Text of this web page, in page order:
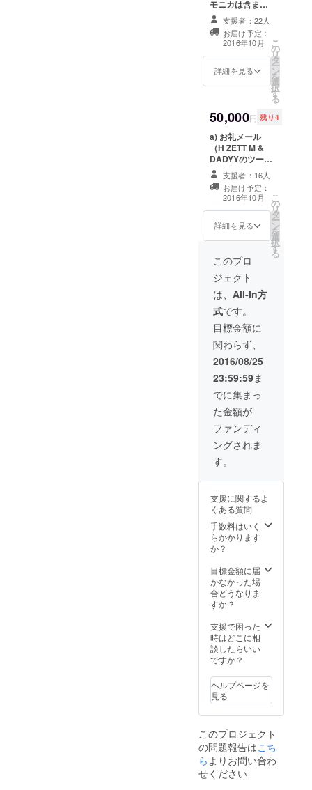
=-=-=-=-
=-=-=-
授業を
受ける
ならス
タンド
にス
て、外
けると
きはイ
ヤホン
を付け
て楽し
めま
す！ ス
は短い
パーツ
込むだ
けで簡
単に組
み立て
横・縦
向きの
どちら
でも使
えま
す。
ト(A5サ
50頁) d)
マン
ホール
キーホ
ルダー
(真鍮製)
Teeシャ
ツ f)
ケース
付きイ
ヤホン
g) モバ
イルス
タンド
h) 特製
鍵盤
ハーモ
ODION
ケース
付き -=-
=-=-=-=-
=-=-=-=-
=-=-=-=-
=-=- *お
礼メー
ル 〜 鍵
モニカ
までの
すべて
が含ま
れてい
るセッ
トで
といっ
しょに
弾きま
しょ
う！ 特
製鍵盤
（MEL
ODION
）。
&
GLORY
を見な
がら楽
いちゃ
しょ
う！ 鍵
ステッ
カーを
貼っ
て、マ
モニカは含まれ
ていません。 a)
お礼メール（H
ZETT M &
DADYYのツー
ショット写真
データ付き） b)
五線譜+落書き
ノート(A5サイ
ズ、50頁) d) マ
ンホールキーホ
ルダー e) オリジ
ナルTeeシャツ f)
ケース付きイヤ
ホン g) モバイル
スタンド i)
GLORY最終話に
①「H ZETT Mと
出演」 or ②「世
界で1枚だけの
書」 -=-=-=-=-=-
=-=-=-=-=-=-=-=-
=-=- ①「H ZETT
Mと一緒に番組
出演」につい
て： ・撮影予定
日：2016年11月
8日(火) ・撮影場
所：東京都港区
内のスタジオ ・
出演人数：1支援
につき「お子さ
ま1名 + 大人1
名」あるいは
「お子さま2名
(付き添い＆見学
で大人1名)」、
のいずれかとな
ります。 ②「世
界で1枚だけの
書」について：
・遠方にお住ま
いの方や撮影日
程の都合によっ
できない方の為
に、①の参加権
とは別のプレゼ
ントとしてご用
H ZETT Mが墨と
筆で渾身のメッ
セージを直筆の
「書」(B4サイ
入れて差し上げ
ます。1枚1枚手
書きの「世界で1
枚だけ書」のプ
レゼントとなり
ます。 ※支援期
間終了後、9月
10日（土）まで
にご登録頂いた
支援者：22人
お届け予定：
2016年10月
詳細を見る
こ
の
リ
タ
ー
ン
を
選
択
す
る
50,000円 残り4
a) お礼メール
（H ZETT M &
DADYYのツー
ショット写真
データ付き） b)
シートステッ
カー(A4サイ
ズ、1シート) c)
五線譜+落書き
ンホールキーホ
ルダー e) オリジ
ナルTeeシャツ f)
ケース付きイヤ
ホン g) モバイル
スタンド h) 特製
鍵盤ハーモニカ
（MELODION）
*専用ケース付き
i) BRICK &
①「H ZETT Mと
いっしょに番組
出演」 or ②「世
界で１枚だけの
書」-=-=-=-=-=-
=-=-=-=-=-=-=-=-
=-=- ①「H ZETT
Mと一緒に番組
出演」につい
て： ・撮影予定
日：2016年11月
8日(火) ・撮影場
所：東京都港区
内のスタジオ ・
出演人数：1支援
につき「お子さ
名」あるいは
「お子さま2名
(付き添い＆見学
で大人1名)」、
のいずれかとな
ります。 ②「世
界で1枚だけの
書」について：
いの方や撮影日
程の都合によっ
て収録にご参加
できない方の為
に、①の参加権
とは別のプレゼ
ントとしてご用
意致します。 ・
H ZETT Mが墨と
筆で渾身のメッ
支援者：16人
お届け予定：
2016年10月
詳細を見る
こ
の
リ
タ
ー
ン
を
選
択
す
る
このプロ
ジェクト
は、 All-In方
式です。
目標金額に
関わらず、
2016/08/25
23:59:59ま
でに集まっ
た金額が
ファンディ
ングされま
す。
支援に関するよ
くある質問
手数料はいく
らかかります
か？
目標金額に届
かなかった場
合どうなりま
すか？
支援で困った
時はどこに相
談したらいい
ですか？
ヘルプページを
見る
このプロジェクト
の問題報告はこち
ら よりお問い合わ
せください